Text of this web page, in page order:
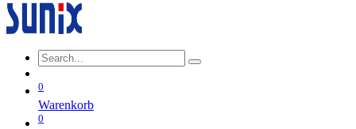
0
Warenkorb
0